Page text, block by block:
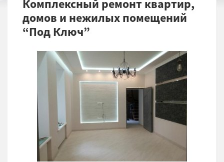
Комплексный ремонт квартир,
домов и нежилых помещений
“Под Ключ”